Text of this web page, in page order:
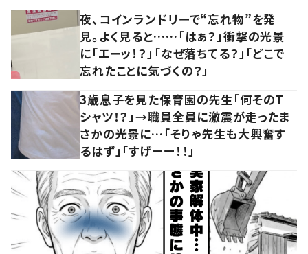
夜、コインランドリーで“忘れ物”を発
見。よく見ると……「はぁ？」衝撃の光景
に「エーッ！？」「なぜ落ちてる？」「どこで
忘れたことに気づくの？」
3歳息子を見た保育園の先生「何そのT
シャツ！？」→職員全員に激震が走ったま
さかの光景に…「そりゃ先生も大興奮す
るはず」「すげーー！！」